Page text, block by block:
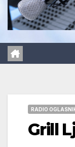
RADIO
Grill